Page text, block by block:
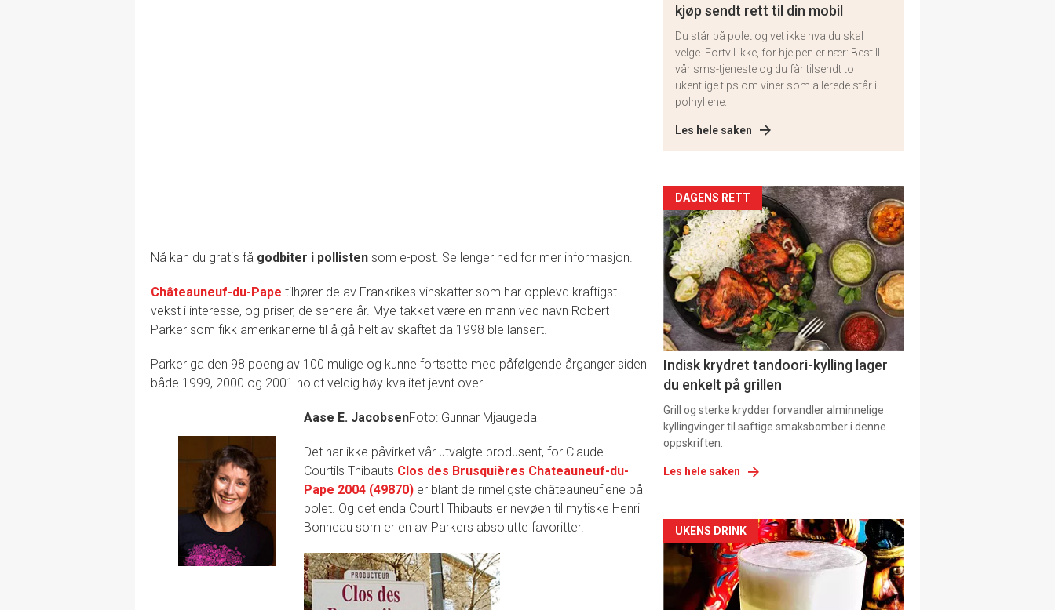
Nå kan du gratis få godbiter i pollisten som e-post. Se lenger ned for mer informasjon.
Châteauneuf-du-Pape tilhører de av Frankrikes vinskatter som har opplevd kraftigst
vekst i interesse, og priser, de senere år. Mye takket være en mann ved navn Robert
Parker som fikk amerikanerne til å gå helt av skaftet da 1998 ble lansert.
Parker ga den 98 poeng av 100 mulige og kunne fortsette med påfølgende årganger siden
både 1999, 2000 og 2001 holdt veldig høy kvalitet jevnt over.
Aase E. JacobsenFoto: Gunnar Mjaugedal
Det har ikke påvirket vår utvalgte produsent, for Claude
Courtils Thibauts Clos des Brusquières Chateauneuf-du-
Pape 2004 (49870) er blant de rimeligste châteauneuf'ene på
polet. Og det enda Courtil Thibauts er nevøen til mytiske Henri
Bonneau som er en av Parkers absolutte favoritter.
kjøp sendt rett til din mobil
Du står på polet og vet ikke hva du skal
velge. Fortvil ikke, for hjelpen er nær: Bestill
vår sms-tjeneste og du får tilsendt to
ukentlige tips om viner som allerede står i
polhyllene.
Les hele saken
Artikler
detail
-
section
11
DAGENS RETT
Indisk krydret tandoori-kylling lager
du enkelt på grillen
Grill og sterke krydder forvandler alminnelige
kyllingvinger til saftige smaksbomber i denne
oppskriften.
Les hele saken
Artikler
detail
UKENS DRINK